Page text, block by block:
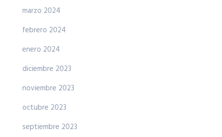
marzo 2024
febrero 2024
enero 2024
diciembre 2023
noviembre 2023
octubre 2023
septiembre 2023